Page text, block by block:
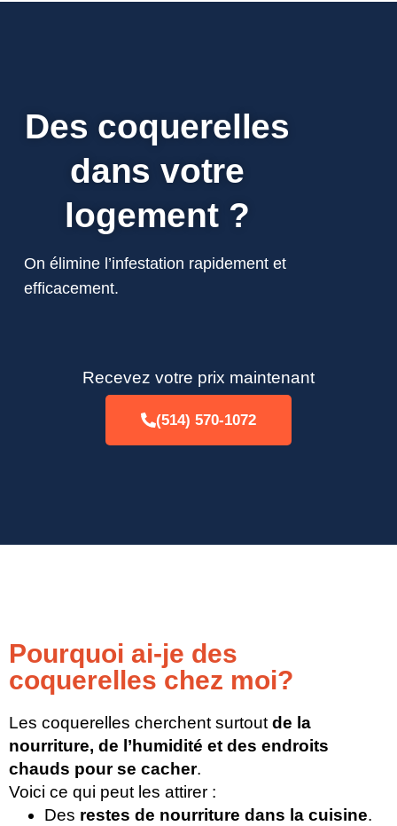
Des coquerelles
dans votre
logement ?
On élimine l’infestation rapidement et
efficacement.
Recevez votre prix maintenant
(514) 570-1072
Pourquoi ai-je des
coquerelles chez moi?
Les coquerelles cherchent surtoutde la
nourriture, de l’humidité et des endroits
chauds pour se cacher.
Voici ce qui peut les attirer :
Des restes de nourriture dans la cuisine.